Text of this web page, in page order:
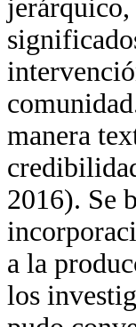
jerárquico,
manera
2016). Se
a la
los